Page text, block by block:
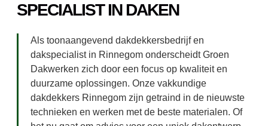
SPECIALIST IN DAKEN
Als toonaangevend dakdekkersbedrijf en
dakspecialist in Rinnegom onderscheidt Groen
Dakwerken zich door een focus op kwaliteit en
duurzame oplossingen. Onze vakkundige
dakdekkers Rinnegom zijn getraind in de nieuwste
technieken en werken met de beste materialen. Of